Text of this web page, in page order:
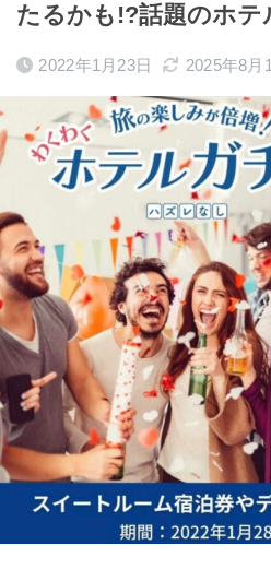
たるかも!?話題のホ
2022年1月23日 2025年8月